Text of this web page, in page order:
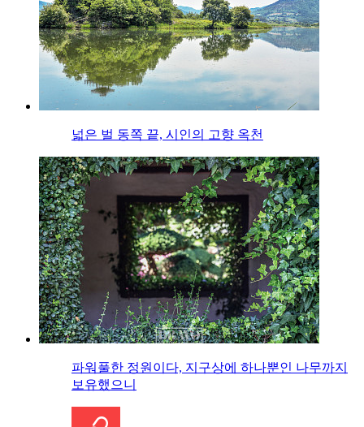
넓은 벌 동쪽 끝, 시인의 고향 옥천
파워풀한 정원이다, 지구상에 하나뿐인 나무까지
보유했으니